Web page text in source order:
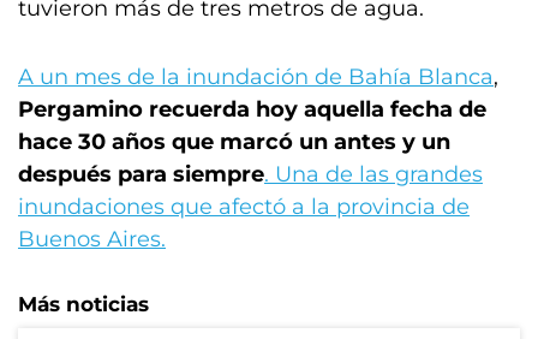
tuvieron más de tres metros de agua.
A un mes de la inundación de Bahía Blanca,
Pergamino recuerda hoy aquella fecha de
hace 30 años que marcó un antes y un
después para siempre. Una de las grandes
inundaciones que afectó a la provincia de
Buenos Aires.
Más noticias